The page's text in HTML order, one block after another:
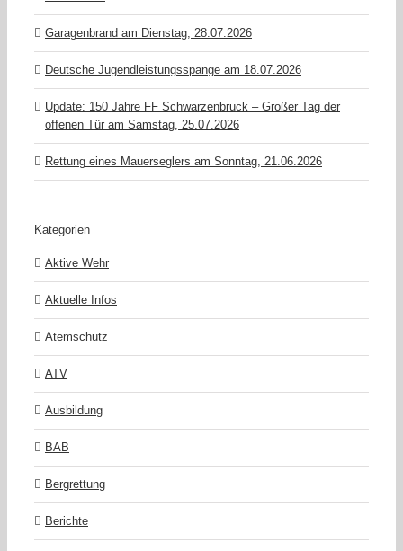
Garagenbrand am Dienstag, 28.07.2026
Deutsche Jugendleistungsspange am 18.07.2026
Update: 150 Jahre FF Schwarzenbruck – Großer Tag der
offenen Tür am Samstag, 25.07.2026
Rettung eines Mauerseglers am Sonntag, 21.06.2026
Kategorien
Aktive Wehr
Aktuelle Infos
Atemschutz
ATV
Ausbildung
BAB
Bergrettung
Berichte